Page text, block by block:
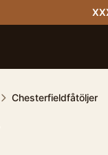
Chesterfieldfåtöljer